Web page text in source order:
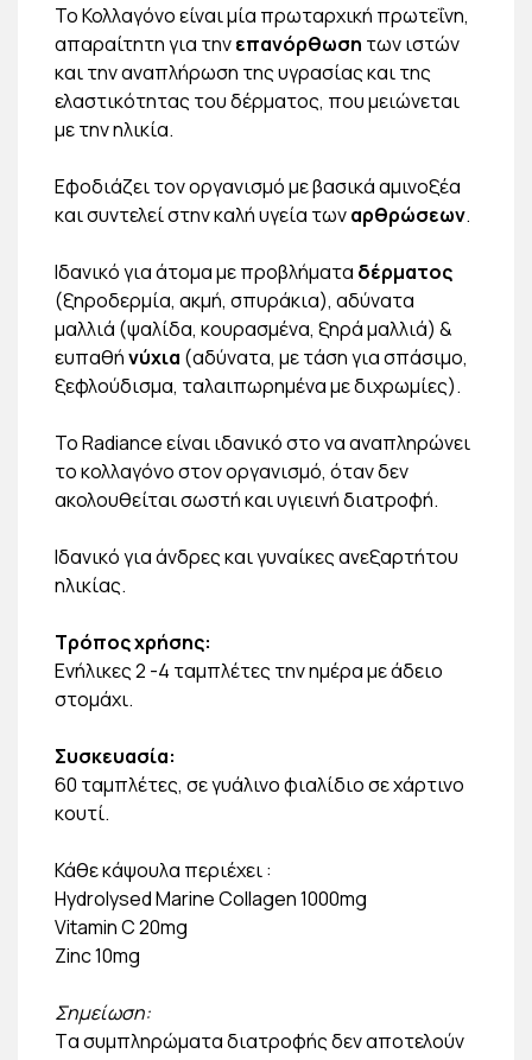
Το Κολλαγόνο είναι µία πρωταρχική πρωτεΐνη,
απαραίτητη για τηνεπανόρθωση των ιστών
και την αναπλήρωση της υγρασίας και της
ελαστικότητας του δέρματος, που μειώνεται
µε την ηλικία.
Εφοδιάζει τον οργανισμό µε βασικά αμινοξέα
και συντελεί στην καλή υγεία τωναρθρώσεων.
Ιδανικό για άτοµα µε προβλήματα δέρµατος
(ξηροδερµία, ακµή, σπυράκια), αδύνατα
μαλλιά (ψαλίδα, κουρασμένα, ξηρά µαλλιά) &
ευπαθήνύχια (αδύνατα, µε τάση για σπάσιμο,
ξεφλούδισμα, ταλαιπωρημένα µε διχρωμίες).
Το Radiance είναι ιδανικό στο να αναπληρώνει
το κολλαγόνο στον οργανισμό, όταν δεν
ακολουθείται σωστή και υγιεινή διατροφή.
Ιδανικό για άνδρες και γυναίκες ανεξαρτήτου
ηλικίας.
Τρόπος χρήσης:
Ενήλικες 2 -4 ταµπλέτες την ηµέρα µε άδειο
στοµάχι.
Συσκευασία:
60 ταµπλέτες, σε γυάλινο φιαλίδιο σε χάρτινο
κουτί.
Κάθε κάψουλα περιέχει :
Hydrolysed Marine Collagen 1000mg
Vitamin C 20mg
Zinc 10mg
Σημείωση:
Tα συμπληρώματα διατροφής δεν αποτελούν